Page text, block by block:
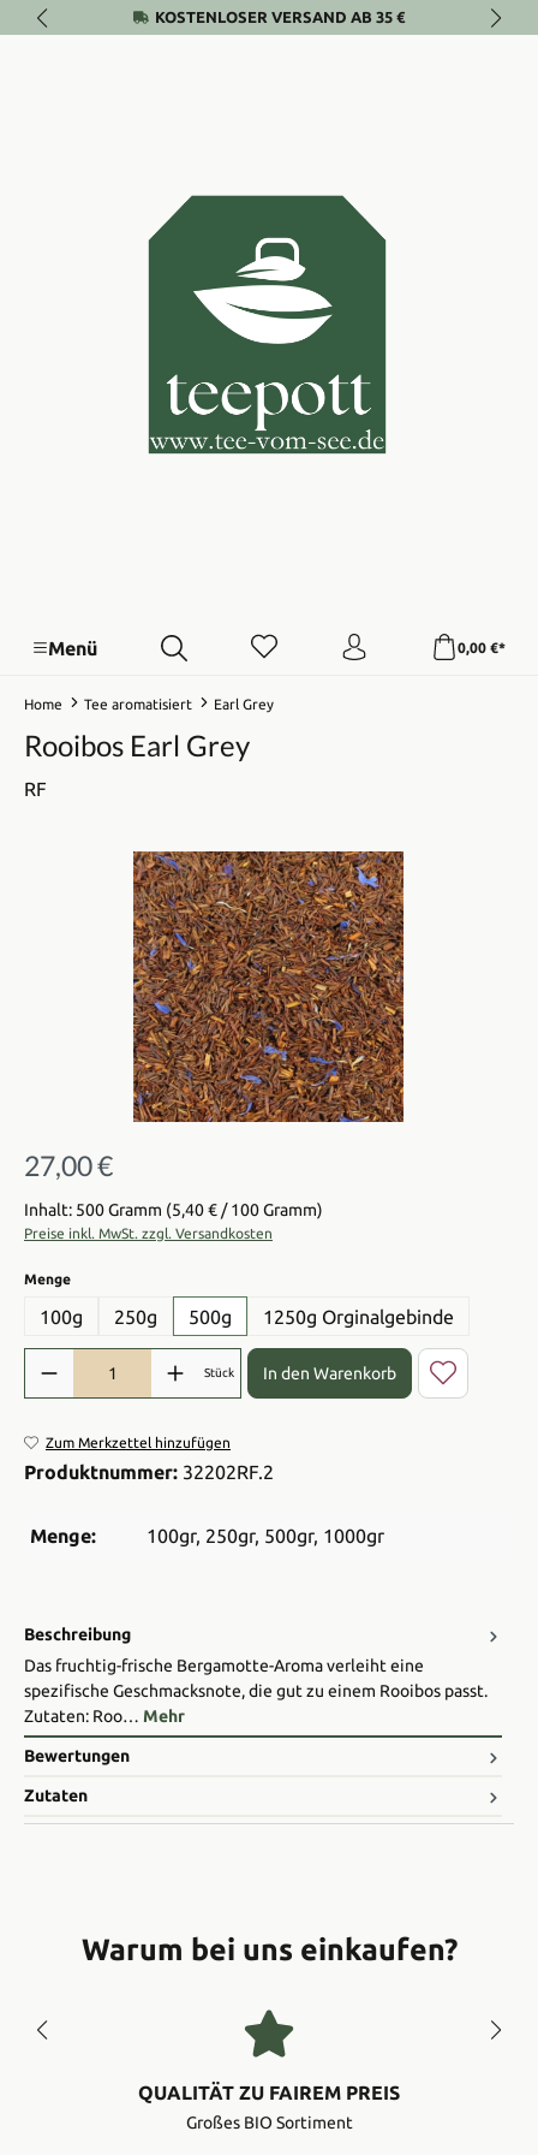
Zum Hauptinhalt springenKOSTENLOSER VERSAND AB 35 €
Menü 0,00 €*
Home Tee aromatisiert Earl Grey
Rooibos Earl Grey
RF
Bildergalerie überspringen
Regulärer Preis:
27,00 €
Inhalt: 500 Gramm (5,40 € / 100 Gramm)
Preise inkl. MwSt. zzgl. Versandkosten
Mengeauswählen
100g 250g 500g 1250g Orginalgebinde
Produkt Anzahl: Gib den gewünschten Wert ein oder benutze die
Stück In den Warenkorb
Zum Merkzettel hinzufügen
Produktnummer: 32202RF.2
Menge: 100gr, 250gr, 500gr, 1000gr
Beschreibung
Das fruchtig-frische Bergamotte-Aroma verleiht eine
spezifische Geschmacksnote, die gut zu einem Rooibos passt.
Zutaten: Roo… Mehr
Bewertungen
Zutaten
Warum bei uns einkaufen?
QUALITÄT ZU FAIREM PREIS
Großes BIO Sortiment